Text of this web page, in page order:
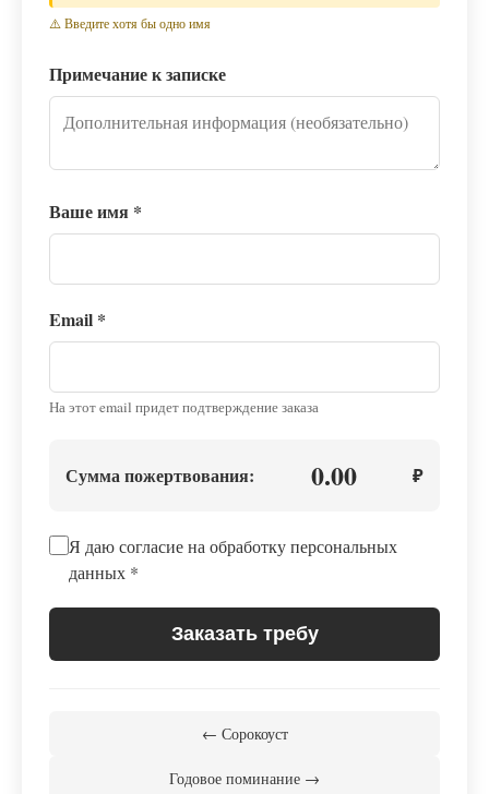
⚠️ Введите хотя бы одно имя
Примечание к записке
Ваше имя *
Email *
На этот email придет подтверждение заказа
Сумма пожертвования: 0.00 ₽
Я даю согласие на обработку персональных
данных *
Заказать требу
← Сорокоуст
Годовое поминание →